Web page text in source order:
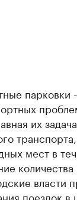
парковки
их
мест в
власти
поездок